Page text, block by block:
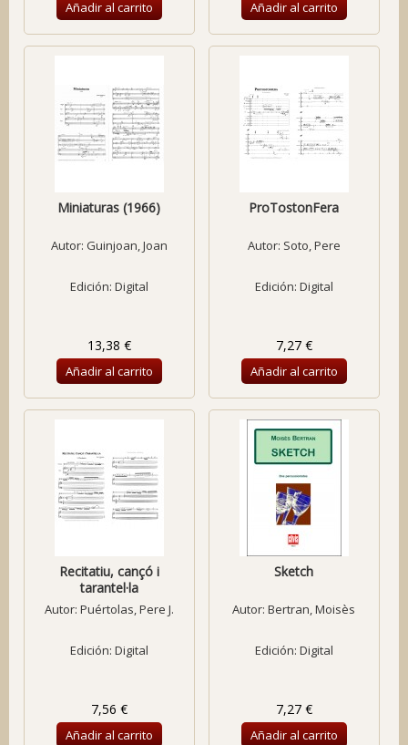
Añadir al carrito Añadir al carrito
Miniaturas (1966)
Autor: Guinjoan, Joan
Edición: Digital
13,38 €
Añadir al carrito
ProTostonFera
Autor: Soto, Pere
Edición: Digital
7,27 €
Añadir al carrito
Recitatiu, cançó i
tarantel·la
Autor: Puértolas, Pere J.
Edición: Digital
7,56 €
Añadir al carrito
Sketch
Autor:Bertran, Moisès
Edición: Digital
7,27 €
Añadir al carrito